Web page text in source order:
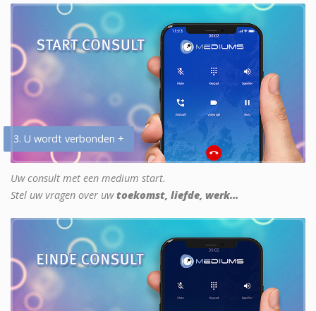
3. U wordt verbonden +
Uw consult met een medium start.
Stel uw vragen over uwtoekomst, liefde, werk...